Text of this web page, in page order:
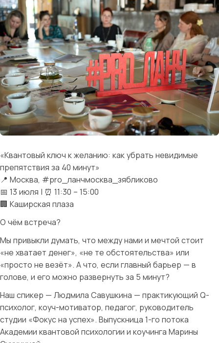
«Квантовый ключ к желанию: как убрать невидимые
препятствия за 40 минут»
📍 Москва, #pro_ланчмосква_зябликово
📅 13 июля | ⏰ 11:30 – 15:00
🏢 Каширская плаза
О чём встреча?
Мы привыкли думать, что между нами и мечтой стоит
«не хватает денег», «не те обстоятельства» или
«просто не везёт». А что, если главный барьер — в
голове, и его можно развернуть за 5 минут?
Наш спикер — Людмила Савушкина — практикующий Q-
психолог, коуч-мотиватор, педагог, руководитель
студии «Фокус на успех». Выпускница 1-го потока
Академии квантовой психологии и коучинга Марины